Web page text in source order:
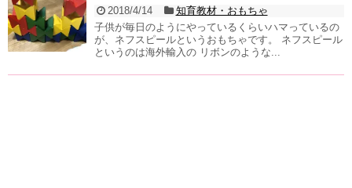
2018/4/14
知育教材・おもちゃ
子供が毎日のようにやっているくらいハマっているの
が、ネフスピールというおもちゃです。 ネフスピール
というのは海外輸入の リボンのような...